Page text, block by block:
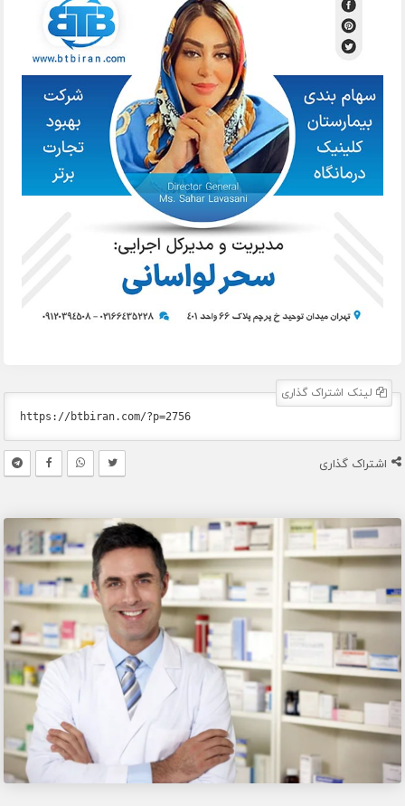
لینک اشتراک گذاری
اشتراک گذاری